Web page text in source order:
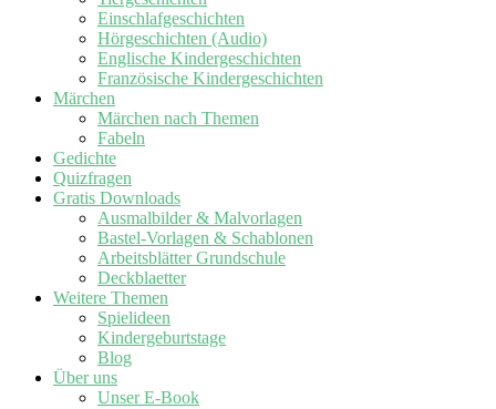
Einschlafgeschichten
Hörgeschichten (Audio)
Englische Kindergeschichten
Französische Kindergeschichten
Märchen
Märchen nach Themen
Fabeln
Gedichte
Quizfragen
Gratis Downloads
Ausmalbilder & Malvorlagen
Bastel-Vorlagen & Schablonen
Arbeitsblätter Grundschule
Deckblaetter
Weitere Themen
Spielideen
Kindergeburtstage
Blog
Über uns
Unser E-Book